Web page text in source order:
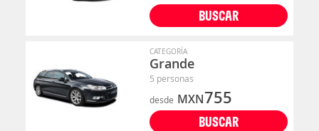
BUSCAR
CATEGORÍA
Grande
5 personas
desde MXN755
BUSCAR